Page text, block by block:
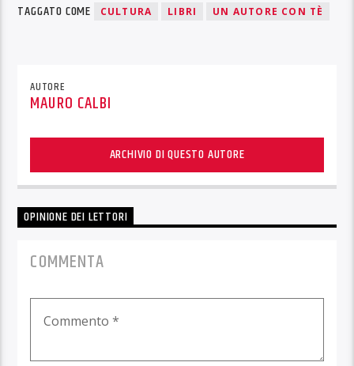
TAGGATO COME CULTURA LIBRI UN AUTORE CON TÈ
AUTORE
MAURO CALBI
ARCHIVIO DI QUESTO AUTORE
OPINIONE DEI LETTORI
COMMENTA